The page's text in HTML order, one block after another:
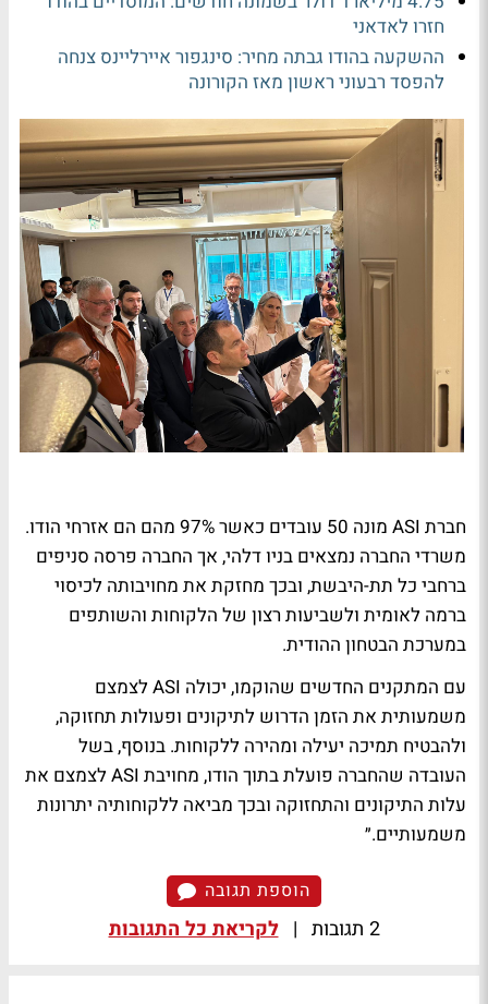
חזרו לאדאני
ההשקעה בהודו גבתה מחיר: סינגפור איירליינס צנחה
להפסד רבעוני ראשון מאז הקורונה
חברת ASI מונה 50 עובדים כאשר 97% מהם הם אזרחי הודו.
משרדי החברה נמצאים בניו דלהי, אך החברה פרסה סניפים
ברחבי כל תת-היבשת, ובכך מחזקת את מחויבותה לכיסוי
ברמה לאומית ולשביעות רצון של הלקוחות והשותפים
במערכת הבטחון ההודית.
עם המתקנים החדשים שהוקמו, יכולה ASI לצמצם
משמעותית את הזמן הדרוש לתיקונים ופעולות תחזוקה,
ולהבטיח תמיכה יעילה ומהירה ללקוחות. בנוסף, בשל
העובדה שהחברה פועלת בתוך הודו, מחויבת ASI לצמצם את
עלות התיקונים והתחזוקה ובכך מביאה ללקוחותיה יתרונות
משמעותיים.״
הוספת תגובה
2 תגובות | לקריאת כל התגובות